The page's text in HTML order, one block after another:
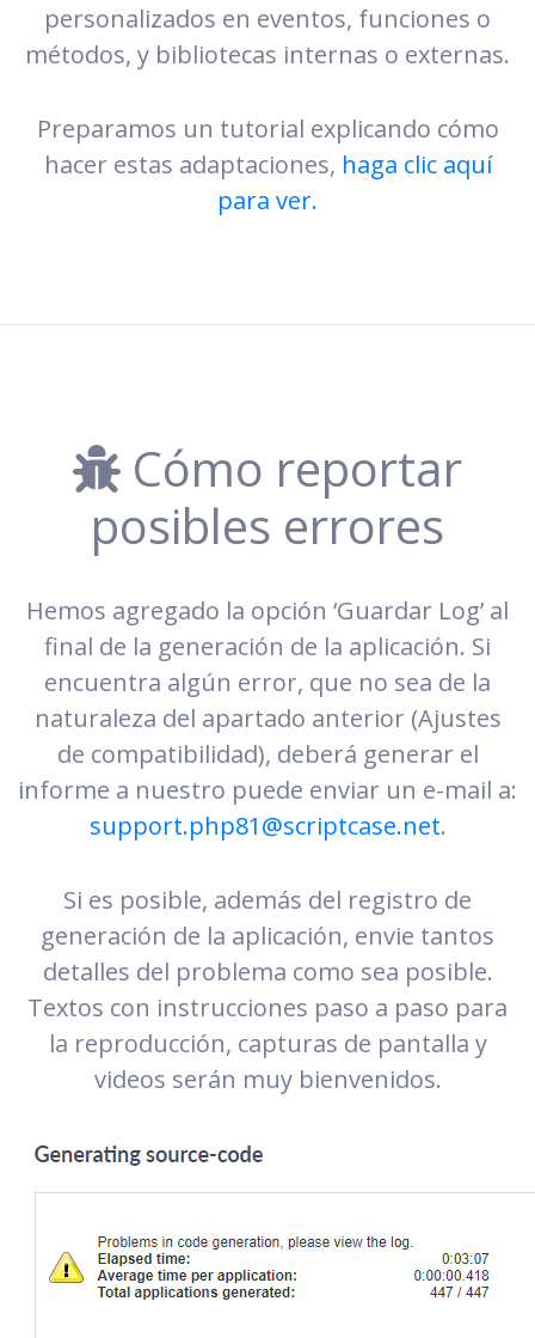
personalizados en eventos, funciones o
métodos, y bibliotecas internas o externas.
Preparamos un tutorial explicando cómo
hacer estas adaptaciones, haga clic aquí
para ver.
Cómo reportar
posibles errores
Hemos agregado la opción ‘Guardar Log’ al
final de la generación de la aplicación. Si
encuentra algún error, que no sea de la
naturaleza del apartado anterior (Ajustes
de compatibilidad), deberá generar el
informe a nuestro puede enviar un e-mail a:
support.php81@scriptcase.net.
Si es posible, además del registro de
generación de la aplicación, envie tantos
detalles del problema como sea posible.
Textos con instrucciones paso a paso para
la reproducción, capturas de pantalla y
videos serán muy bienvenidos.